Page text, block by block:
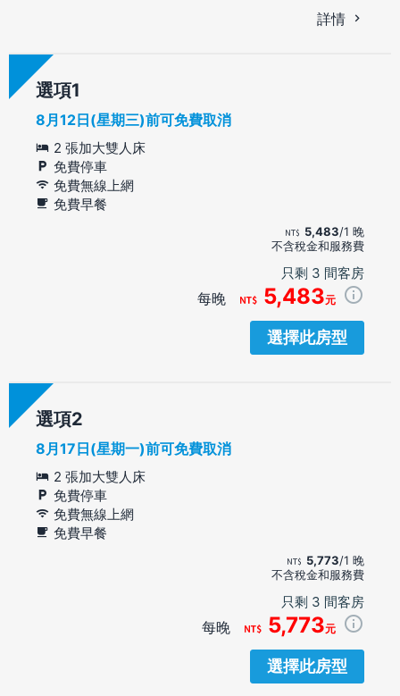
詳情
選項
8月12日(星期三)前可免費取消
2 張加大雙人床
免費停車
免費無線上網
免費早餐
5,483/1 晚
不含稅金和服務費
只剩 3 間客房
每晚 5,483元
選擇此房型
選項
8月17日(星期一)前可免費取消
2 張加大雙人床
免費停車
免費無線上網
免費早餐
5,773/1 晚
不含稅金和服務費
只剩 3 間客房
每晚 5,773元
選擇此房型